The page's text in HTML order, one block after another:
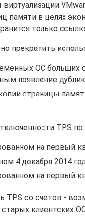
памяти в целях
только
прекратить
ОС больших
появление
страницы
TPS по
на первый
4 декабря 2014
на первый
TPS со счетов -
старых клиентских